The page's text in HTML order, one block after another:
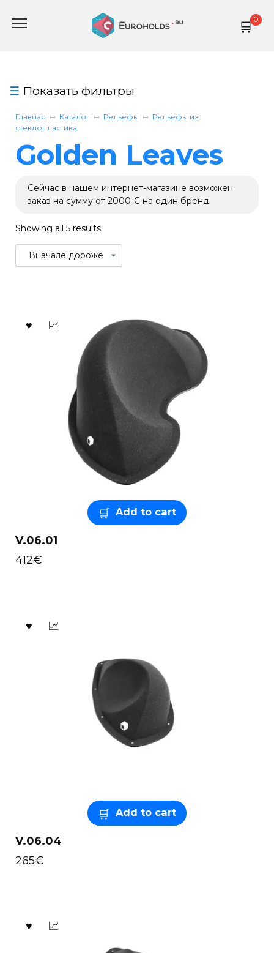
0
Главная Каталог Рельефы
Рельефы из
стеклопластика
Golden Leaves
Сейчас в нашем интернет-магазине возможен
заказ на сумму от 2000 € на один бренд
Showing all 5 results
Add to cart
V.06.01
412€
Add to cart
V.06.04
265€
Показать фильтры